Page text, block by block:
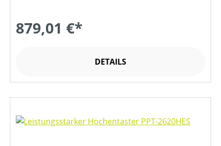
879,01 €*
DETAILS